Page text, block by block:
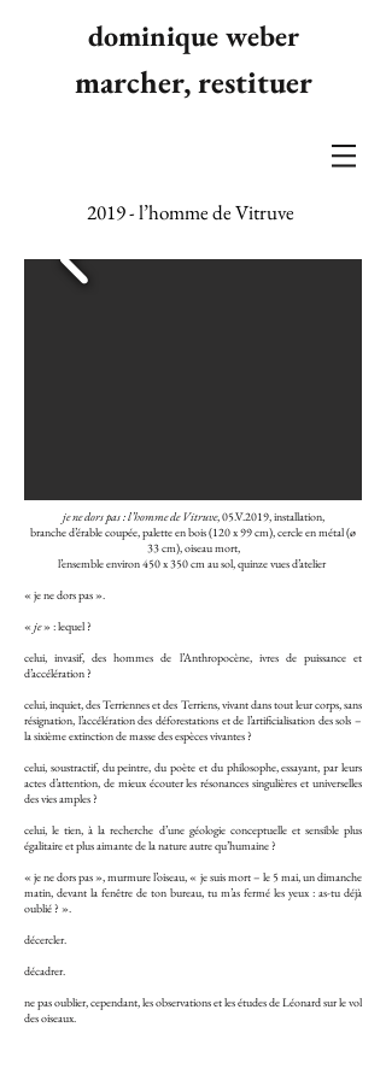
dominique weber
marcher, restituer
2019 - l’homme de Vitruve
je ne dors pas : l’homme de Vitruve, 05.V.2019, installation,
branche d’érable coupée, palette en bois (120 x 99 cm), cercle en métal (ø
33 cm), oiseau mort,
l’ensemble environ 450 x 350 cm au sol, quinze vues d’atelier
« je ne dors pas ».
«je» : lequel ?
celui, invasif, des hommes de l’Anthropocène, ivres de puissance et
d’accélération ?
celui, inquiet, des Terriennes et des Terriens, vivant dans tout leur corps, sans
résignation, l’accélération des déforestations et de l’artificialisation des sols –
la sixième extinction de masse des espèces vivantes ?
celui, soustractif, du peintre, du poète et du philosophe, essayant, par leurs
actes d’attention, de mieux écouter les résonances singulières et universelles
des vies amples ?
celui, le tien, à la recherche d’une géologie conceptuelle et sensible plus
égalitaire et plus aimante de la nature autre qu’humaine ?
« je ne dors pas », murmure l’oiseau, « je suis mort – le 5 mai, un dimanche
matin, devant la fenêtre de ton bureau, tu m’as fermé les yeux : as-tu déjà
oublié ? ».
décercler.
décadrer.
ne pas oublier, cependant, les observations et les études de Léonard sur le vol
des oiseaux.